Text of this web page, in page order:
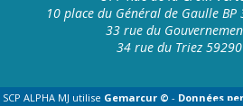
10 place du Général de Gaulle BP
33 rue du
34 rue du Triez 59290
ALPHA MJ utilise Gemarcur © - Données